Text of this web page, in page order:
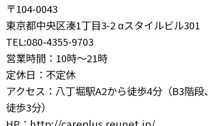
〒104-0043
東京都中央区湊1丁目3-2 αスタイルビル301
TEL:080-4355-9703
営業時間：10時～21時
定休日：不定休
アクセス：八丁堀駅A2から徒歩4分（B3階段、
徒歩3分）